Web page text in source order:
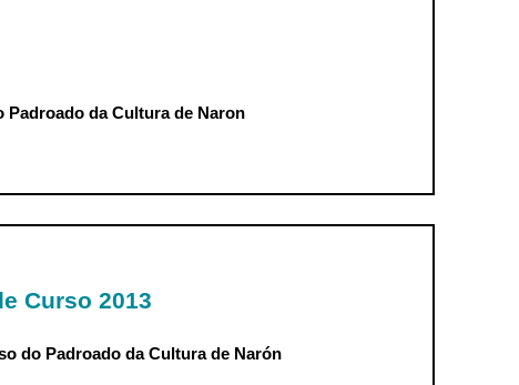
Cultura e Naron-
Padroado da Cultura de Naron
Festival 2013
Curso 2013
do Padroado da Cultura de Narón